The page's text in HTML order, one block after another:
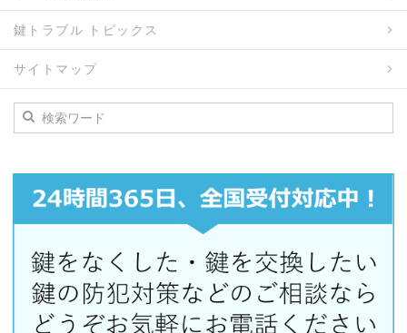
鍵トラブル トピックス
サイトマップ